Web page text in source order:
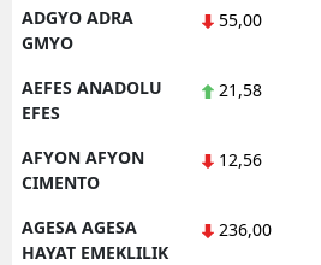
ADGYO ADRA
GMYO
55,00
AEFES ANADOLU
EFES
21,58
AFYON AFYON
CIMENTO
12,56
AGESA AGESA
HAYAT EMEKLILIK
236,00